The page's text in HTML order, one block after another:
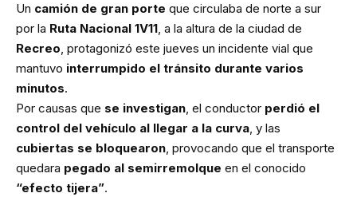
Un camión de gran porte que circulaba de norte a sur
por la Ruta Nacional 1V11, a la altura de la ciudad de
Recreo, protagonizó este jueves un incidente vial que
mantuvo interrumpido el tránsito durante varios
minutos.
Por causas que se investigan, el conductor perdió el
control del vehículo al llegar a la curva, y las
cubiertas se bloquearon, provocando que el transporte
quedara pegado al semirremolque en el conocido
“efecto tijera”.